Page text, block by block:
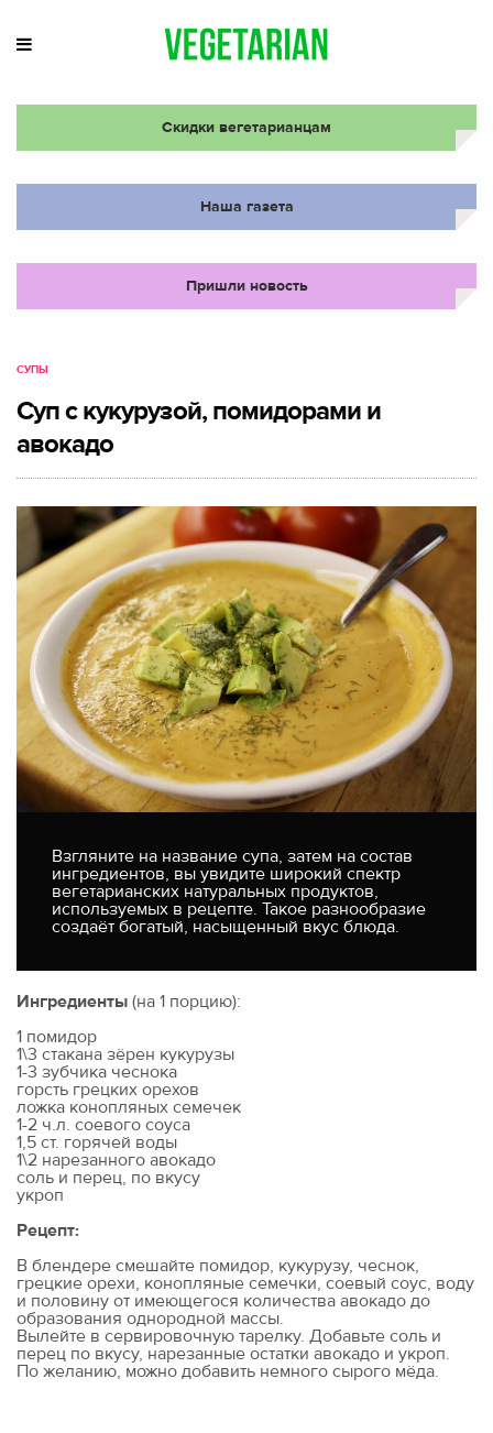
Скидки вегетарианцам
Наша газета
Пришли новость
СУПЫ
Суп с кукурузой, помидорами и
авокадо
Взгляните на название супа, затем на состав
ингредиентов, вы увидите широкий спектр
вегетарианских натуральных продуктов,
используемых в рецепте. Такое разнообразие
создаёт богатый, насыщенный вкус блюда.
Ингредиенты (на 1 порцию):
1 помидор
1\3 стакана зёрен кукурузы
1-3 зубчика чеснока
горсть грецких орехов
ложка конопляных семечек
1-2 ч.л. соевого соуса
1,5 ст. горячей воды
1\2 нарезанного авокадо
соль и перец, по вкусу
укроп
Рецепт:
В блендере смешайте помидор, кукурузу, чеснок,
грецкие орехи, конопляные семечки, соевый соус, воду
и половину от имеющегося количества авокадо до
образования однородной массы.
Вылейте в сервировочную тарелку. Добавьте соль и
перец по вкусу, нарезанные остатки авокадо и укроп.
По желанию, можно добавить немного сырого мёда.